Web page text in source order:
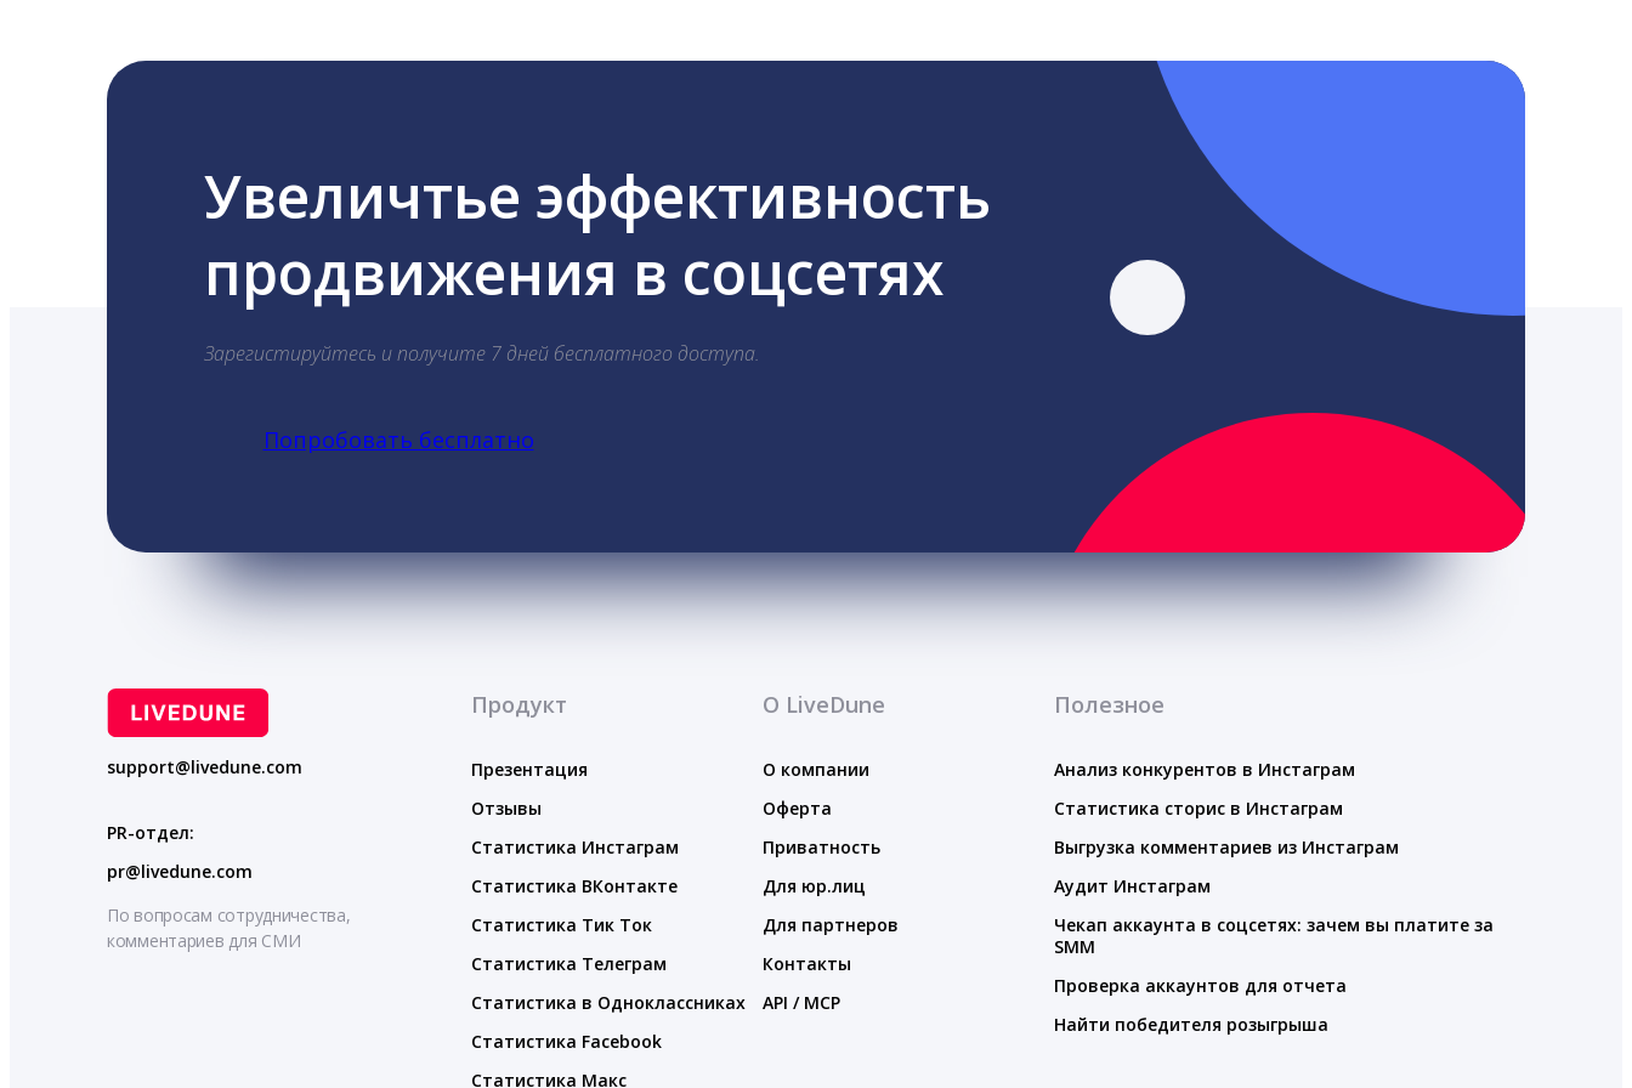
Увеличтье эффективность
продвижения в соцсетях
Зарегистируйтесь и получите 7 дней бесплатного доступа.
Попробовать бесплатно
support@livedune.com
PR-отдел:
pr@livedune.com
По вопросам сотрудничества,
комментариев для СМИ
Продукт
Презентация
Отзывы
Статистика Инстаграм
Статистика ВКонтакте
Статистика Тик Ток
Статистика Телеграм
Статистика в Одноклассниках
Статистика Facebook
Статистика Макс
О LiveDune
О компании
Оферта
Приватность
Для юр.лиц
Для партнеров
Контакты
API / MCP
Полезное
Анализ конкурентов в Инстаграм
Статистика сторис в Инстаграм
Выгрузка комментариев из Инстаграм
Аудит Инстаграм
Чекап аккаунта в соцсетях: зачем вы платите за
SMM
Проверка аккаунтов для отчета
Найти победителя розыгрыша